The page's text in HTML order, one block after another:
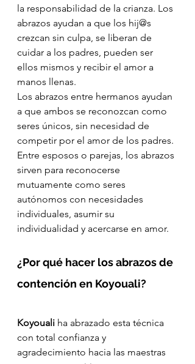
la responsabilidad de la crianza. Los
abrazos ayudan a que los hij@s
crezcan sin culpa, se liberan de
cuidar a los padres, pueden ser
ellos mismos y recibir el amor a
manos llenas.
Los abrazos entre hermanos ayudan
a que ambos se reconozcan como
seres únicos, sin necesidad de
competir por el amor de los padres.
Entre esposos o parejas, los abrazos
sirven para reconocerse
mutuamente como seres
autónomos con necesidades
individuales, asumir su
individualidad y acercarse en amor.
¿Por qué hacer los abrazos de
contención en Koyouali?
Koyouali ha abrazado esta técnica
con total confianza y
agradecimiento hacia las maestras